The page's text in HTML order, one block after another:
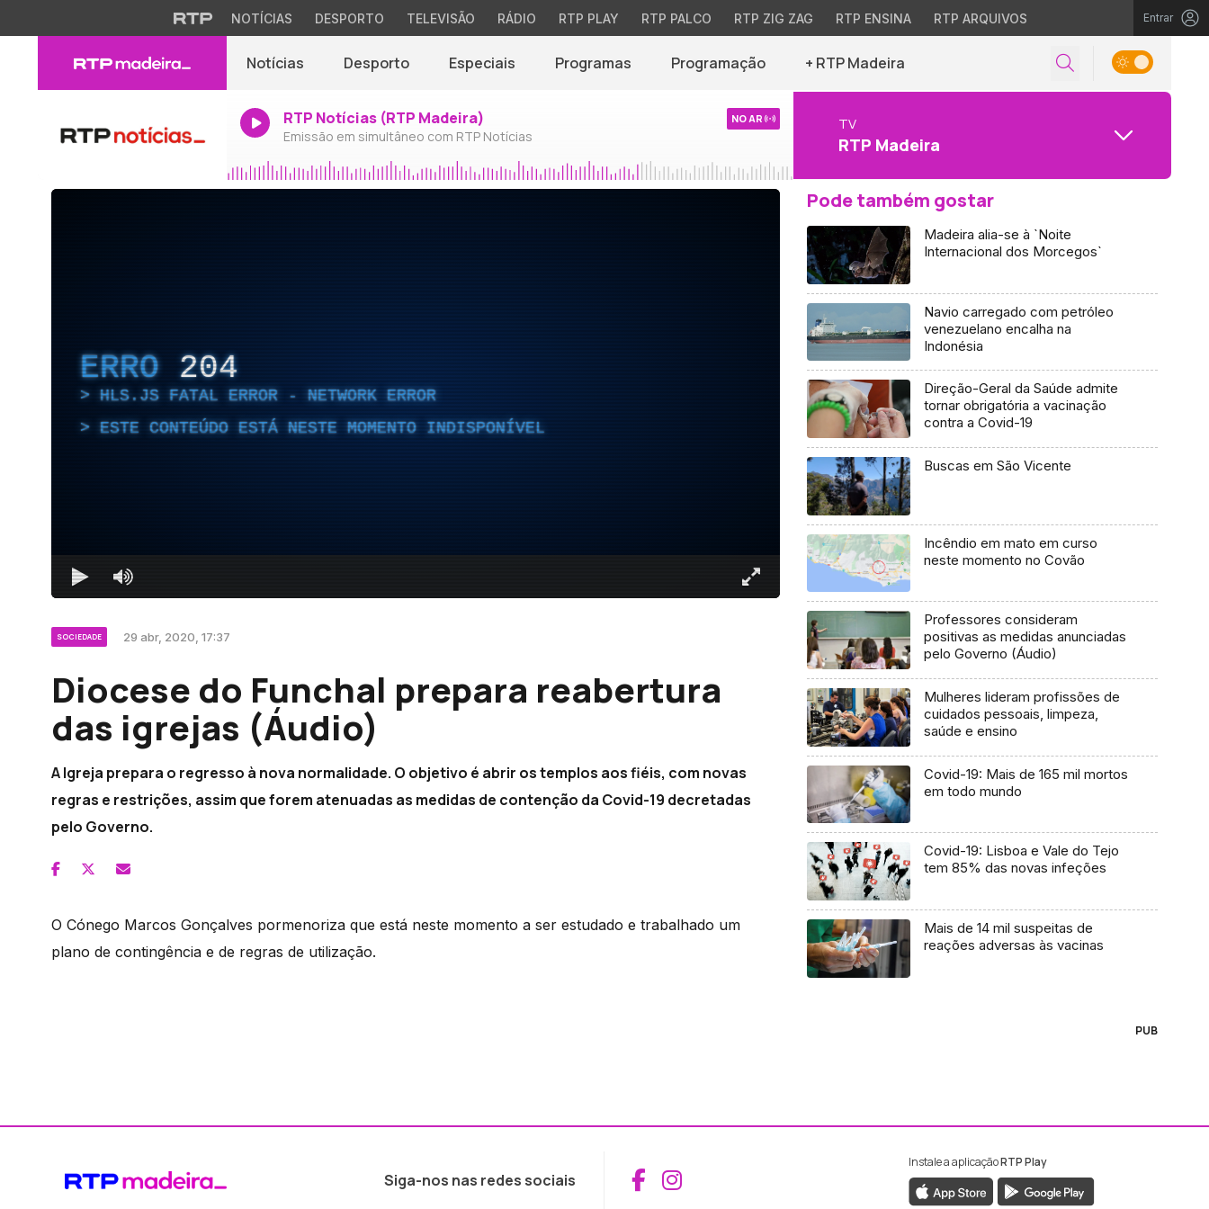
NOTÍCIAS DESPORTO TELEVISÃO RÁDIO RTP PLAY RTP PALCO RTP ZIG ZAG RTP ENSINA RTP ARQUIVOS Entrar
Notícias Desporto Especiais Programas Programação + RTP Madeira
RTP Notícias (RTP Madeira)
Emissão em simultâneo com RTP Notícias
NO AR TV
RTP Madeira
ERRO 204
HLS.JS FATAL ERROR - NETWORK ERROR
ESTE CONTEÚDO ESTÁ NESTE MOMENTO INDISPONÍVEL
SOCIEDADE 29 abr, 2020, 17:37
Diocese do Funchal prepara reabertura
das igrejas (Áudio)
A Igreja prepara o regresso à nova normalidade. O objetivo é abrir os templos aos fiéis, com novas
regras e restrições, assim que forem atenuadas as medidas de contenção da Covid-19 decretadas
pelo Governo.
O Cónego Marcos Gonçalves pormenoriza que está neste momento a ser estudado e trabalhado um
plano de contingência e de regras de utilização.
Pode também gostar
Madeira alia-se à `Noite
Internacional dos Morcegos`
Navio carregado com petróleo
venezuelano encalha na
Indonésia
Direção-Geral da Saúde admite
tornar obrigatória a vacinação
contra a Covid-19
Buscas em São Vicente
Incêndio em mato em curso
neste momento no Covão
Professores consideram
positivas as medidas anunciadas
pelo Governo (Áudio)
Mulheres lideram profissões de
cuidados pessoais, limpeza,
saúde e ensino
Covid-19: Mais de 165 mil mortos
em todo mundo
Covid-19: Lisboa e Vale do Tejo
tem 85% das novas infeções
Mais de 14 mil suspeitas de
reações adversas às vacinas
PUB
Siga-nos nas redes sociais Aceder ao Facebook da RTP Madeira
Aceder ao Instagram da RTP Madeira
Instale a aplicaçãoRTP Play